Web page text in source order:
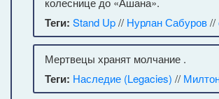
Теги: Stand Up// Нурлан Сабуров//
Мертвецы хранят молчание .
Теги: Наследие (Legacies) //